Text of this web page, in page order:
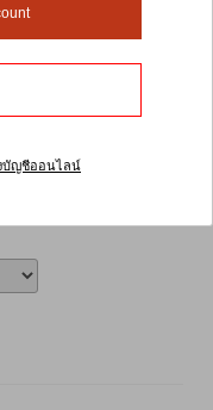
น
ฑ์ทำความสะอาด
ขจัดกลิ่นไม่พึง
ลี้ยงของคุณมีสถานที่
บัญชีออนไลน์